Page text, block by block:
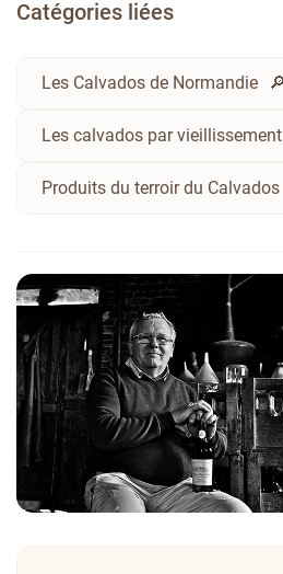
Catégories liées
Les Calvados de Normandie
Les calvados par vieillissement
Produits du terroir du Calvados